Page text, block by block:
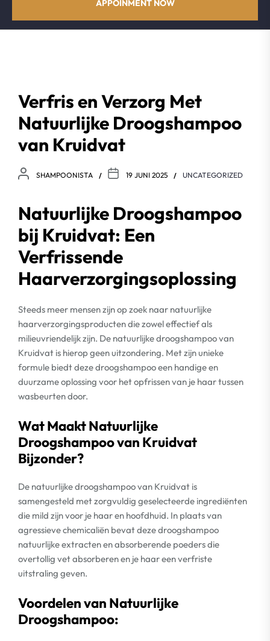
APPOINMENT NOW
Verfris en Verzorg Met
Natuurlijke Droogshampoo
van Kruidvat
SHAMPOONISTA 19 JUNI 2025 UNCATEGORIZED
Natuurlijke Droogshampoo
bij Kruidvat: Een
Verfrissende
Haarverzorgingsoplossing
Steeds meer mensen zijn op zoek naar natuurlijke
haarverzorgingsproducten die zowel effectief als
milieuvriendelijk zijn. De natuurlijke droogshampoo van
Kruidvat is hierop geen uitzondering. Met zijn unieke
formule biedt deze droogshampoo een handige en
duurzame oplossing voor het opfrissen van je haar tussen
wasbeurten door.
Wat Maakt Natuurlijke
Droogshampoo van Kruidvat
Bijzonder?
De natuurlijke droogshampoo van Kruidvat is
samengesteld met zorgvuldig geselecteerde ingrediënten
die mild zijn voor je haar en hoofdhuid. In plaats van
agressieve chemicaliën bevat deze droogshampoo
natuurlijke extracten en absorberende poeders die
overtollig vet absorberen en je haar een verfriste
uitstraling geven.
Voordelen van Natuurlijke
Droogshampoo: